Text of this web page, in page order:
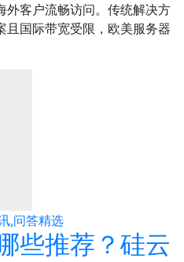
外客户流畅访问。传统解决方
且国际带宽受限，欧美服务器
,问答精选
些推荐？硅云